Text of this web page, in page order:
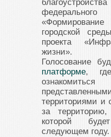
городской
проекта
жизни».
Голосование
платформе,
территориями и
за территорию,
которой
следующем году.